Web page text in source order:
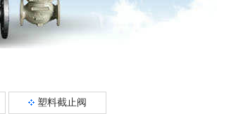
塑料截止阀